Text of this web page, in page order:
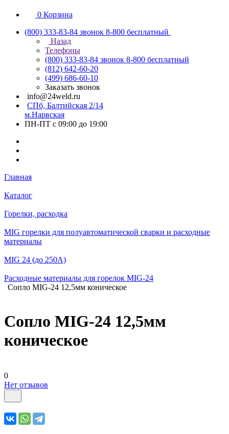
0 Корзина
(800) 333-83-84 звонок 8-800 бесплатный
Назад
Телефоны
(800) 333-83-84 звонок 8-800 бесплатный
(812) 642-60-20
(499) 686-60-10
Заказать звонок
info@24weld.ru
СПб, Балтийская 2/14
м.Нарвская
ПН-ПТ с 09:00 до 19:00
Главная
Каталог
Горелки, расходка
MIG горелки для полуавтоматической сварки и расходные
материалы
MIG 24 (до 250А)
Расходные материалы для горелок MIG-24
Сопло MIG-24 12,5мм коническое
Сопло MIG-24 12,5мм
коническое
0
Нет отзывов